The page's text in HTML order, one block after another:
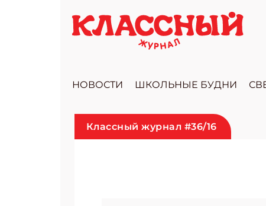
НОВОСТИ ШКОЛЬНЫЕ БУДНИ
Классный журнал #36/16